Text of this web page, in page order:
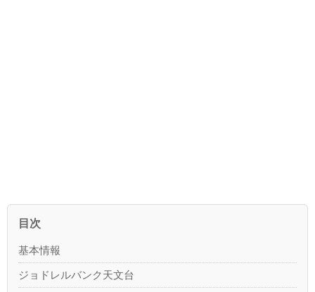
目次
基本情報
ジョドレルバンク天文台